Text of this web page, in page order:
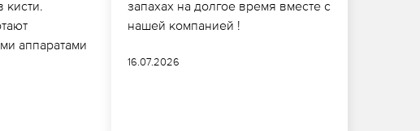
кисти.
аппаратами
запахах на долгое время вместе с
нашей компанией !
16.07.2026